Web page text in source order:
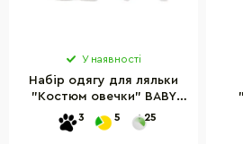
У наявності
Набір одягу для ляльки
"Костюм овечки" BABY
BORN 840139 розмір 43 см
3 5 25